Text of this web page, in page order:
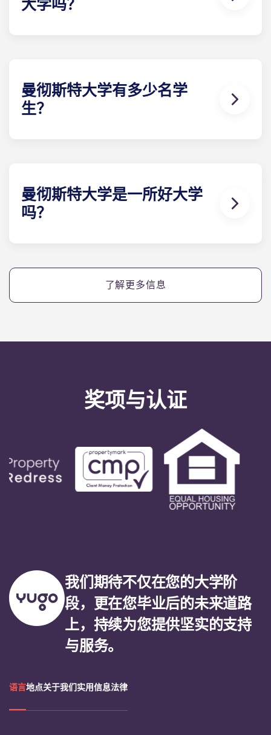
大学吗？
曼彻斯特大学有多少名学
生？
曼彻斯特大学是一所好大学
吗？
及国际学生最青睐的院校之一。
了解更多信息
奖项与认证
我们期待不仅在您的大学阶
段，更在您毕业后的未来道路
上，持续为您提供坚实的支持
与服务。
语言地点关于我们实用信息法律